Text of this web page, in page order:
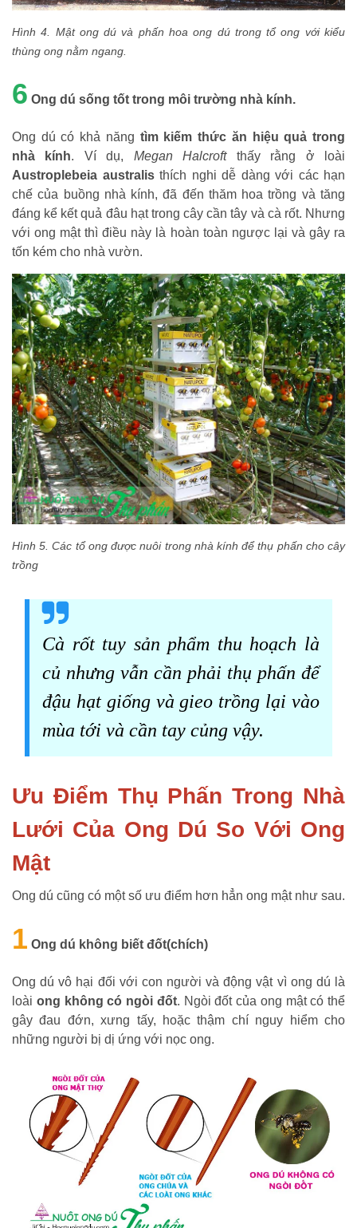
Hình 4. Mật ong dú và phấn hoa ong dú trong tổ ong với kiểu
thùng ong nằm ngang.
6 Ong dú sống tốt trong môi trường nhà kính.
Ong dú có khả năng tìm kiếm thức ăn hiệu quả trong
nhà kính. Ví dụ, Megan Halcroftthấy rằng ở loài
Austroplebeia australisthích nghi dễ dàng với các hạn
chế của buồng nhà kính, đã đến thăm hoa trồng và tăng
đáng kể kết quả đâu hạt trong cây cần tây và cà rốt. Nhưng
với ong mật thì điều này là hoàn toàn ngược lại và gây ra
tốn kém cho nhà vườn.
Hình 5. Các tổ ong được nuôi trong nhà kính để thụ phấn cho cây
trồng
Cà rốt tuy sản phẩm thu hoạch là
củ nhưng vẫn cần phải thụ phấn để
đậu hạt giống và gieo trồng lại vào
mùa tới và cần tay củng vậy.
Ưu Điểm Thụ Phấn Trong Nhà
Lưới Của Ong Dú So Với Ong
Mật
Ong dú cũng có một số ưu điểm hơn hẳn ong mật như sau.
1 Ong dú không biết đốt(chích)
Ong dú vô hại đối với con người và động vật vì ong dú là
loài ong không có ngòi đốt. Ngòi đốt của ong mật có thể
gây đau đớn, xưng tấy, hoặc thậm chí nguy hiểm cho
những người bị dị ứng với nọc ong.